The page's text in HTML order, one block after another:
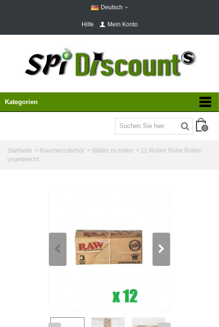
Deutsch
Hilfe Mein Konto
Kategorien
0
Startseite > Raucherzubehör > Blätter zu rollen > 12 Rollen Rohe Rollen
ungebleicht